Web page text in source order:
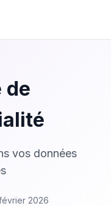
de
vos données
2026